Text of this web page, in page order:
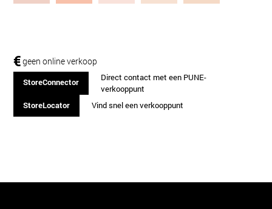
€geen online verkoop
StoreConnector
Direct contact met een PUNE-
verkooppunt
StoreLocator
Vind snel een verkooppunt